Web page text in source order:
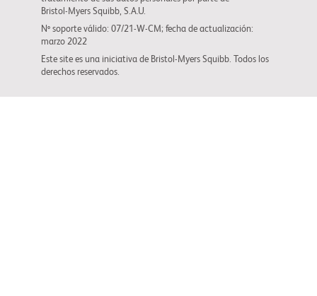
Bristol-Myers Squibb, S.A.U.
Nº soporte válido: 07/21-W-CM; fecha de actualización:
marzo 2022
Este site es una iniciativa de Bristol-Myers Squibb. Todos los
derechos reservados.